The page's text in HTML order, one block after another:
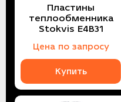
Пластины
теплообменника
Stokvis E4B31
Цена по запросу
Купить